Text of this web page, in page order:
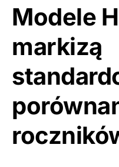
Modele
markizą